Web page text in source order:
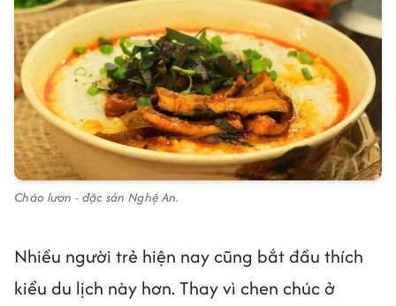
Cháo lươn - đặc sản Nghệ An.
Nhiều người trẻ hiện nay cũng bắt đầu thích
kiểu du lịch này hơn. Thay vì chen chúc ở